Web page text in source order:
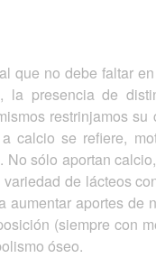
que no debe faltar
la presencia de
restrinjamos
calcio se refiere,
sólo aportan
de lácteos
aportes de
(siempre con
óseo.